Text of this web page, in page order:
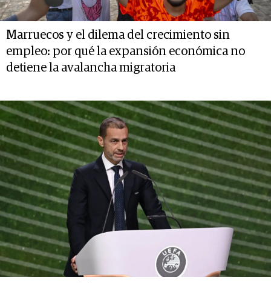
Marruecos y el dilema del crecimiento sin
empleo: por qué la expansión económica no
detiene la avalancha migratoria